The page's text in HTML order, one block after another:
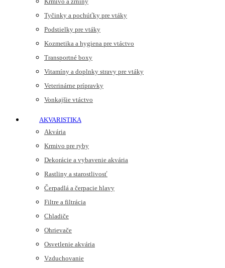
Tyčinky a pochúťky pre vtáky
Podstielky pre vtáky
Kozmetika a hygiena pre vtáctvo
Transportné boxy
Vitamíny a doplnky stravy pre vtáky
Veterinárne prípravky
Vonkajšie vtáctvo
AKVARISTIKA
Akvária
Krmivo pre ryby
Dekorácie a vybavenie akvária
Rastliny a starostlivosť
Čerpadlá a čerpacie hlavy
Filtre a filtrácia
Chladiče
Ohrievače
Osvetlenie akvária
Vzduchovanie